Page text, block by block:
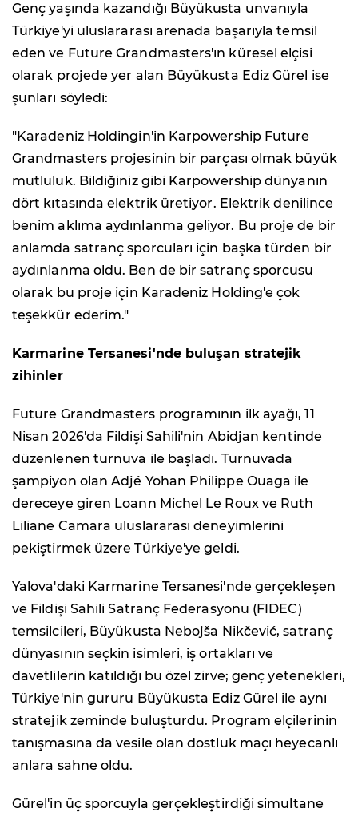
Genç yaşında kazandığı Büyükusta unvanıyla
Türkiye'yi uluslararası arenada başarıyla temsil
eden ve Future Grandmasters'ın küresel elçisi
olarak projede yer alan Büyükusta Ediz Gürel ise
şunları söyledi:
"Karadeniz Holdingin'in Karpowership Future
Grandmasters projesinin bir parçası olmak büyük
mutluluk. Bildiğiniz gibi Karpowership dünyanın
dört kıtasında elektrik üretiyor. Elektrik denilince
benim aklıma aydınlanma geliyor. Bu proje de bir
anlamda satranç sporcuları için başka türden bir
aydınlanma oldu. Ben de bir satranç sporcusu
olarak bu proje için Karadeniz Holding'e çok
teşekkür ederim."
Karmarine Tersanesi'nde buluşan stratejik
zihinler
Future Grandmasters programının ilk ayağı, 11
Nisan 2026'da Fildişi Sahili'nin Abidjan kentinde
düzenlenen turnuva ile başladı. Turnuvada
şampiyon olan Adjé Yohan Philippe Ouaga ile
dereceye giren Loann Michel Le Roux ve Ruth
Liliane Camara uluslararası deneyimlerini
pekiştirmek üzere Türkiye'ye geldi.
Yalova'daki Karmarine Tersanesi'nde gerçekleşen
ve Fildişi Sahili Satranç Federasyonu (FIDEC)
temsilcileri, Büyükusta Nebojša Nikčević, satranç
dünyasının seçkin isimleri, iş ortakları ve
davetlilerin katıldığı bu özel zirve; genç yetenekleri,
Türkiye'nin gururu Büyükusta Ediz Gürel ile aynı
stratejik zeminde buluşturdu. Program elçilerinin
tanışmasına da vesile olan dostluk maçı heyecanlı
anlara sahne oldu.
Gürel'in üç sporcuyla gerçekleştirdiği simultane